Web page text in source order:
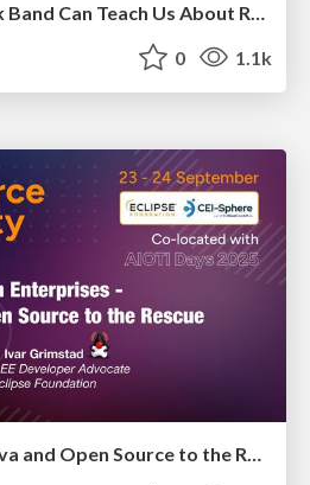
0 1.1k
AI in Enterprises - Java and Open Source to the Rescue